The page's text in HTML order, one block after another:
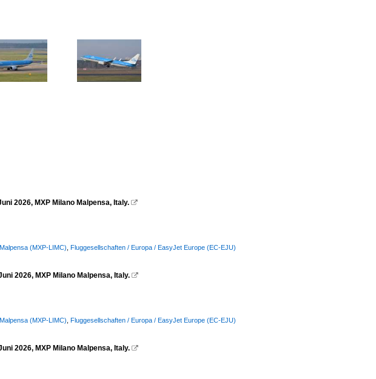
2026, MXP Milano Malpensa, Italy. 
(MXP-LIMC) Fluggesellschaften / Europa / EasyJet Europe (EC-EJU)
2026, MXP Milano Malpensa, Italy. 
(MXP-LIMC) Fluggesellschaften / Europa / EasyJet Europe (EC-EJU)
2026, MXP Milano Malpensa, Italy. 